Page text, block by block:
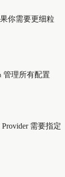
你需要更细粒
管理所有配置
需要指定